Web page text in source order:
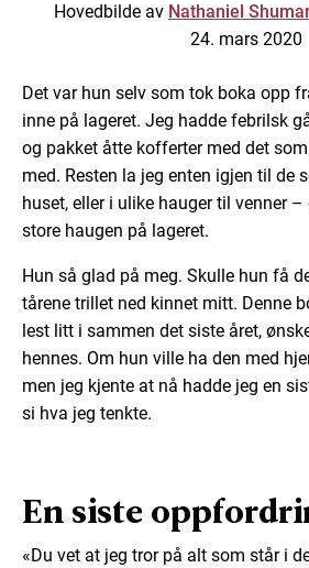
Hovedbilde av Nathaniel
24. mars 2020
Det var hun selv som tok boka opp
inne på lageret. Jeg hadde febrilsk
og pakket åtte kofferter med det
med. Resten la jeg enten igjen til de
huset, eller i ulike hauger til venner –
store haugen på lageret.
Hun så glad på meg. Skulle hun få
tårene trillet ned kinnet mitt. Denne
lest litt i sammen det siste året,
hennes. Om hun ville ha den med
men jeg kjente at nå hadde jeg en
si hva jeg tenkte.
En siste
«Du vet at jeg tror på alt som står i